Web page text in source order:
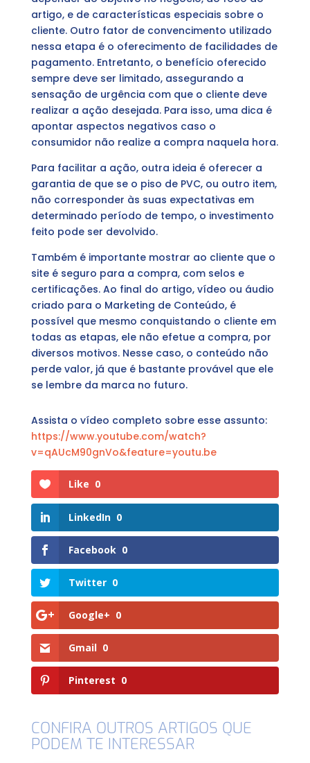
artigo, e de características especiais sobre o
cliente. Outro fator de convencimento utilizado
nessa etapa é o oferecimento de facilidades de
pagamento. Entretanto, o benefício oferecido
sempre deve ser limitado, assegurando a
sensação de urgência com que o cliente deve
realizar a ação desejada. Para isso, uma dica é
apontar aspectos negativos caso o
consumidor não realize a compra naquela hora.
Para facilitar a ação, outra ideia é oferecer a
garantia de que se o piso de PVC, ou outro item,
não corresponder às suas expectativas em
determinado período de tempo, o investimento
feito pode ser devolvido.
Também é importante mostrar ao cliente que o
site é seguro para a compra, com selos e
certificações. Ao final do artigo, vídeo ou áudio
criado para o Marketing de Conteúdo, é
possível que mesmo conquistando o cliente em
todas as etapas, ele não efetue a compra, por
diversos motivos. Nesse caso, o conteúdo não
perde valor, já que é bastante provável que ele
se lembre da marca no futuro.
Assista o vídeo completo sobre esse assunto:
https://www.youtube.com/watch?
v=qAUcM90gnVo&feature=youtu.be
Like 0
LinkedIn 0
Facebook 0
Twitter 0
Google+ 0
Gmail 0
Pinterest 0
CONFIRA OUTROS ARTIGOS QUE
PODEM TE INTERESSAR